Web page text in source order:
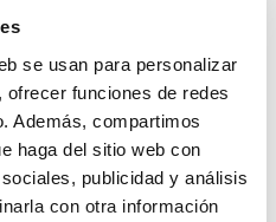
se usan para personalizar
funciones de redes
Además, compartimos
haga del sitio web con
publicidad y análisis
con otra información